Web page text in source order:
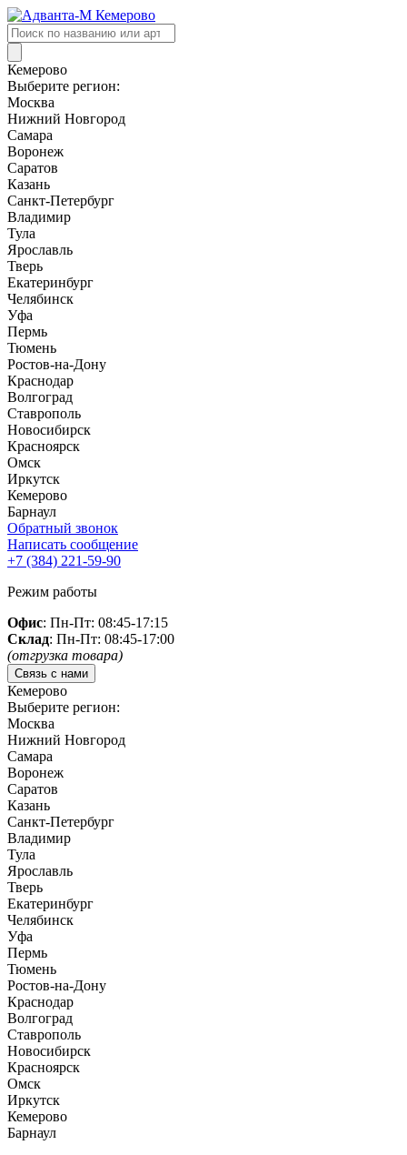
Поиск
товаров
Кемерово
Выберите регион:
Москва
Нижний Новгород
Самара
Воронеж
Саратов
Казань
Санкт-Петербург
Владимир
Тула
Ярославль
Тверь
Екатеринбург
Челябинск
Уфа
Пермь
Тюмень
Ростов-на-Дону
Краснодар
Волгоград
Ставрополь
Новосибирск
Красноярск
Омск
Иркутск
Кемерово
Барнаул
Обратный звонок
Написать сообщение
+7 (384) 221-59-90
Режим работы
Офис: Пн-Пт: 08:45-17:15
Склад: Пн-Пт: 08:45-17:00
(отгрузка товара)
Связь с нами
Кемерово
Выберите регион:
Москва
Нижний Новгород
Самара
Воронеж
Саратов
Казань
Санкт-Петербург
Владимир
Тула
Ярославль
Тверь
Екатеринбург
Челябинск
Уфа
Пермь
Тюмень
Ростов-на-Дону
Краснодар
Волгоград
Ставрополь
Новосибирск
Красноярск
Омск
Иркутск
Кемерово
Барнаул